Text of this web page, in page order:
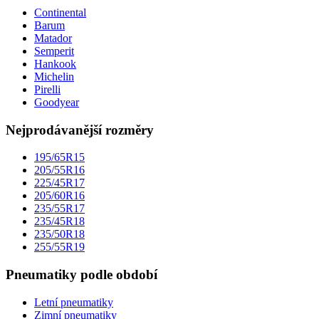
Continental
Barum
Matador
Semperit
Hankook
Michelin
Pirelli
Goodyear
Nejprodávanější rozměry
195/65R15
205/55R16
225/45R17
205/60R16
235/55R17
235/45R18
235/50R18
255/55R19
Pneumatiky podle období
Letní pneumatiky
Zimní pneumatiky